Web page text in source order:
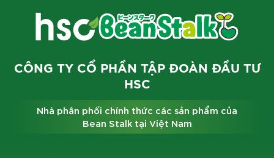
CÔNG TY CỔ PHẦN TẬP ĐOÀN ĐẦU TƯ
HSC
Nhà phân phối chính thức các sản phẩm của
Bean Stalk tại Việt Nam